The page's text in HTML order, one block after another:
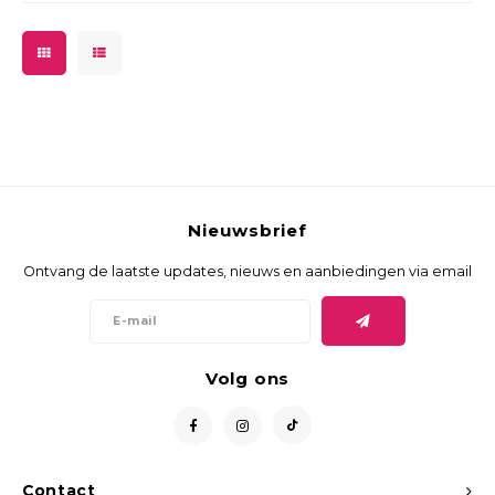
Contact
Nieuwsbrief
Ontvang de laatste updates, nieuws en aanbiedingen via email
Volg ons